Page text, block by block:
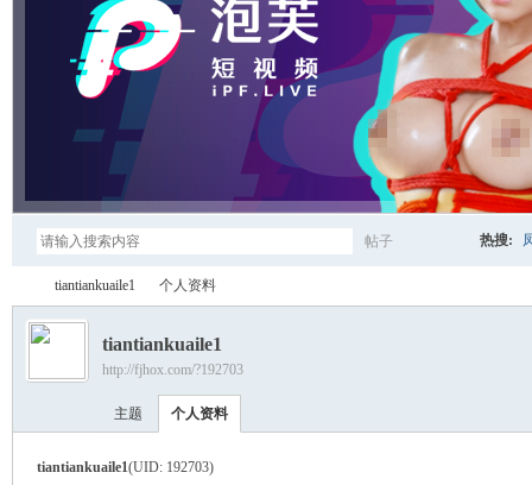
帖子 热搜:
›
tiantiankuaile1 个人资料
tiantiankuaile1
http://fjhox.com/?192703
主题 个人资料
tiantiankuaile1(UID: 192703)